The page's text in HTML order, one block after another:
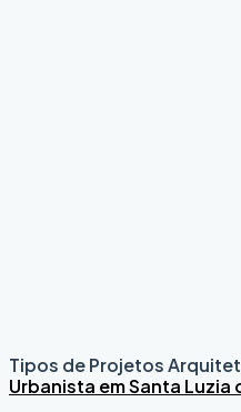
Tipos de Projetos
Urbanista em Santa Luzia